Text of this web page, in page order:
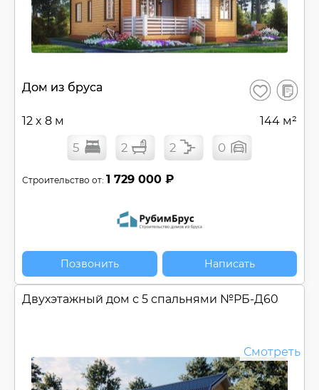
Дом из бруса Сохранить
В
12 x 8 м 144 м²
5 2 2 0
Строительство от: 1 729 000 ₽
Позвонить Написать
Двухэтажный дом с 5 спальнями №РБ-Д60
Смотреть